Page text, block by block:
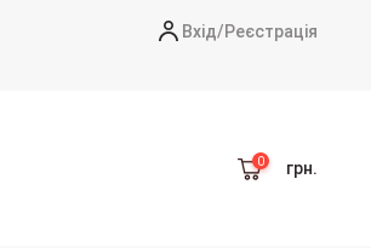
Вхід/Реєстрація
грн.